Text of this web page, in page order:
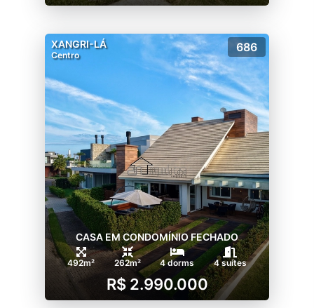
XANGRI-LÁ
Centro
686
CASA EM CONDOMÍNIO FECHADO
492m² 262m² 4 dorms 4 suítes
R$ 2.990.000